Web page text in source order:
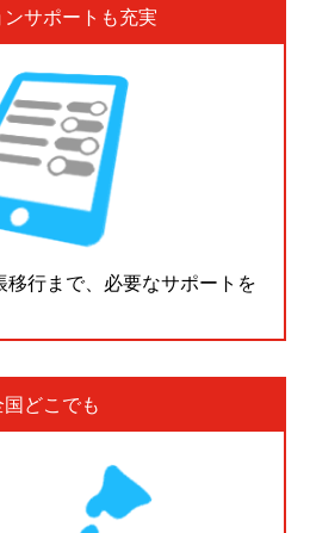
サポートも充実
移行まで、必要なサポートを
国どこでも